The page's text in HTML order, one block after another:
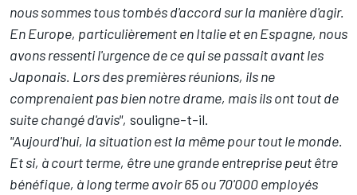
nous sommes tous tombés d'accord sur la manière d'agir.
En Europe, particulièrement en Italie et en Espagne, nous
avons ressenti l'urgence de ce qui se passait avant les
Japonais. Lors des premières réunions, ils ne
comprenaient pas bien notre drame, mais ils ont tout de
suite changé d'avis", souligne-t-il.
"Aujourd'hui, la situation est la même pour tout le monde.
Et si, à court terme, être une grande entreprise peut être
bénéfique, à long terme avoir 65 ou 70'000 employés